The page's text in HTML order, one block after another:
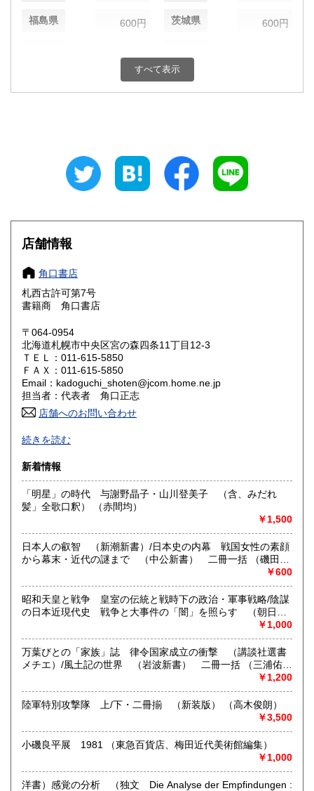
福島県 600円 茨城県 600円
600円 千葉県
600円 福井県
滋賀県
奈良県 600円 和歌山県
鳥取県 600円 島根県
岡山県 600円
山口県
香川県
高知県 600円
佐賀県 600円 長崎県 600円
熊本県 600円 大分県 600円
宮崎県 600円 鹿児島県 600円
すべて表示
店舗情報
角口書店
札西古許可第7号
書籍商 角口書店
〒064-0954
北海道札幌市中央区宮の森四条11丁目12-3
ＴＥＬ：011-615-5850
ＦＡＸ：011-615-5850
Email：kadoguchi_shoten@jcom.home.ne.jp
担当者：代表者 角口正志
店舗へのお問い合わせ
オンライン目録「ふるほん」開設中
美術書、思想、翻訳書から古マンガ・写真集まで
沿線名：地下鉄東西線
最寄駅：西28丁目駅
営業時間：-
定休日：日曜日
書籍の買取について
-
取り扱い分野
哲学宗教、社会科学、美術工芸、国語国文、外国文学
続きを読む
新着情報
「明星」の時代 与謝野晶子・山川登美子 （含、みだれ
髪」全歌口釈） （赤間均）
￥1,500
日本人の叡智 （新潮新書）/日本史の内幕 戦国女性の素顔
から幕末・近代の謎まで （中公新書） 二冊一括 （磯田道
￥600
昭和天皇と戦争 皇室の伝統と戦時下の政治・軍事戦略/陰謀
の日本近現代史 戦争と大事件の「闇」を照らす （朝日新
阪正康・解説/保阪正康）
￥1,000
万葉びとの「家族」誌 律令国家成立の衝撃 （講談社選書
メチエ）/風土記の世界 （岩波新書） 二冊一括 （三浦佑之
￥1,200
陸軍特別攻撃隊 上/下・二冊揃 （新装版） （高木俊朗）
￥3,500
小磯良平展 1981 （東急百貨店、梅田近代美術館編集）
￥1,000
洋書）感覚の分析 （独文 Die Analyse der Empfindungen :